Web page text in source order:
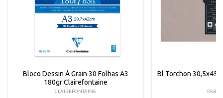
Bloco Dessin À Grain 30 Folhas A3
180gr Clairefontaine
CLAIREFONTAINE
Bl Torchon 30,5x45